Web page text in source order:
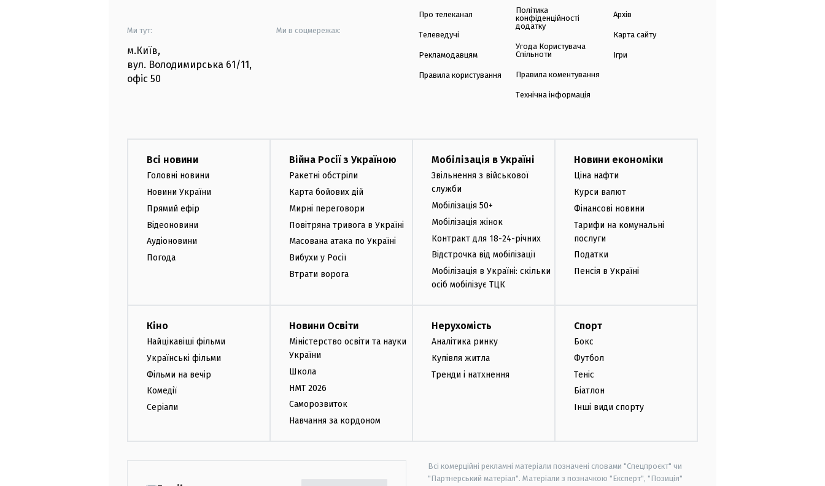
Ми тут:
м.Київ,
вул. Володимирська 61/11,
офіс 50
Ми в соцмережах:
Про телеканал
Телеведучі
Рекламодавцям
Правила користування
Політика
конфіденційності
додатку
Угода Користувача
Спільноти
Правила коментування
Технічна інформація
Архів
Карта сайту
Ігри
Всі новини
Головні новини
Новини України
Прямий ефір
Відеоновини
Аудіоновини
Погода
Війна Росії з Україною
Ракетні обстріли
Карта бойових дій
Мирні переговори
Повітряна тривога в Україні
Масована атака по Україні
Вибухи у Росії
Втрати ворога
Мобілізація в Україні
Звільнення з військової
служби
Мобілізація 50+
Мобілізація жінок
Контракт для 18-24-річних
Відстрочка від мобілізації
Мобілізація в Україні: скільки
осіб мобілізує ТЦК
Новини економіки
Ціна нафти
Курси валют
Фінансові новини
Тарифи на комунальні
послуги
Податки
Пенсія в Україні
Кіно
Найцікавіші фільми
Українські фільми
Фільми на вечір
Комедії
Серіали
Новини Освіти
Міністерство освіти та науки
України
Школа
НМТ 2026
Саморозвиток
Навчання за кордоном
Нерухомість
Аналітика ринку
Купівля житла
Тренди і натхнення
Спорт
Бокс
Футбол
Теніс
Біатлон
Інші види спорту
Всі комерційні рекламні матеріали позначені словами "Спецпроєкт" чи
"Партнерський матеріал". Матеріали з позначкою "Експерт", "Позиція"